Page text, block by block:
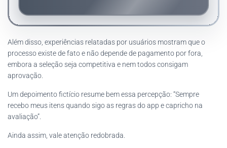
Além disso, experiências relatadas por usuários mostram que o
processo existe de fato e não depende de pagamento por fora,
embora a seleção seja competitiva e nem todos consigam
aprovação.
Um depoimento fictício resume bem essa percepção: “Sempre
recebo meus itens quando sigo as regras do app e capricho na
avaliação”.
Ainda assim, vale atenção redobrada.